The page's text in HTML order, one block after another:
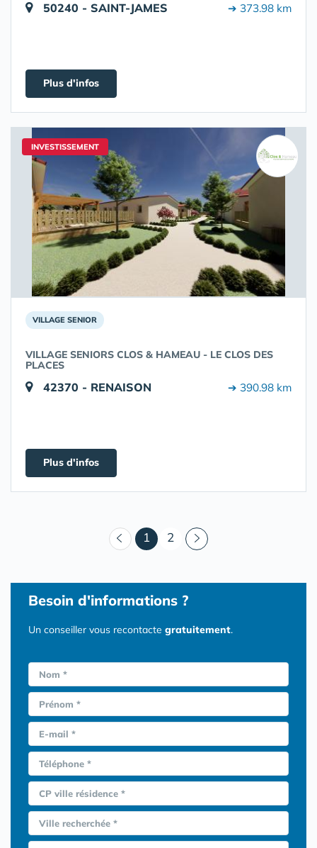
50240 - SAINT-JAMES ➔ 373.98 km
Plus d'infos
INVESTISSEMENT
VILLAGE SENIOR
VILLAGE SENIORS CLOS & HAMEAU - LE CLOS DES
PLACES
42370 - RENAISON ➔ 390.98 km
Plus d'infos
1 (courant)
2
Besoin d'informations ?
Un conseiller vous recontacte gratuitement.
Nom *
Prénom *
E-mail *
Téléphone *
CP ville résidence *
Ville recherchée *